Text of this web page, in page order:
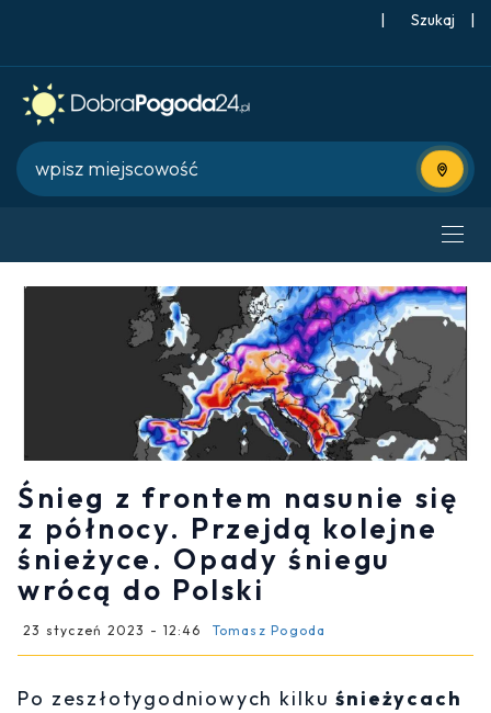
| |
Użyj
Śnieg z frontem nasunie się
z północy. Przejdą kolejne
śnieżyce. Opady śniegu
wrócą do Polski
23 styczeń 2023 - 12:46 Tomasz Pogoda
Po zeszłotygodniowych kilkuśnieżycach